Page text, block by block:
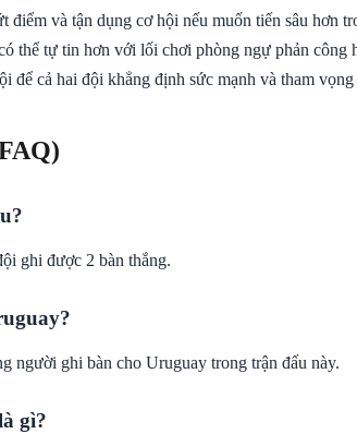
điểm và tận dụng cơ hội nếu muốn tiến sâu hơn
thể tự tin hơn với lối chơi phòng ngự phản công
để cả hai đội khẳng định sức mạnh và tham
ghi được 2 bàn thắng.
người ghi bàn cho Uruguay trong trận đấu này.
gì?